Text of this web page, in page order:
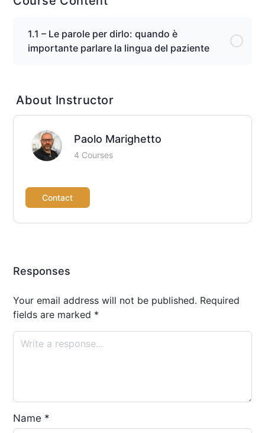
1.1 – Le parole per dirlo: quando è
importante parlare la lingua del paziente
About Instructor
Paolo Marighetto
4 Courses
Contact
Responses
Your email address will not be published. Required
fields are marked *
Name *